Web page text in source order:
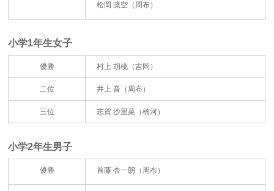
松岡 凛空（周布）
小学1年生女子
優勝 村上 胡桃（吉岡）
二位 井上 音（周布）
三位 志賀 沙里菜（楠河）
小学2年生男子
優勝 首藤 杏一朗（周布）